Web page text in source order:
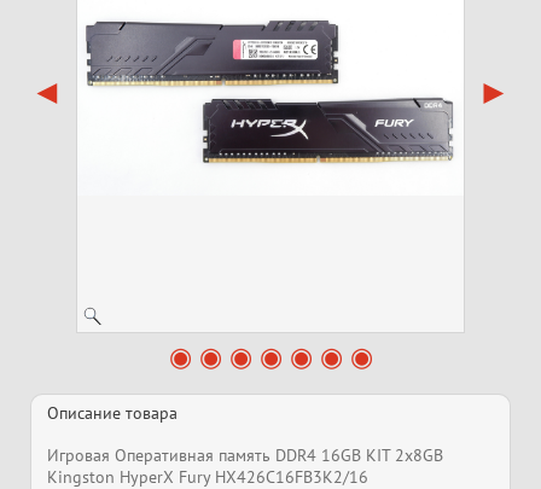
Описание товара
Игровая Оперативная память DDR4 16GB KIT 2x8GB
Kingston HyperX Fury HX426C16FB3K2/16